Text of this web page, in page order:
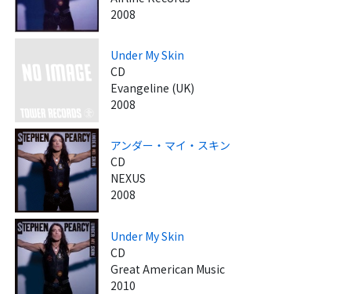
2008
Under My Skin
CD
Evangeline (UK)
2008
アンダー・マイ・スキン
CD
NEXUS
2008
Under My Skin
CD
Great American Music
2010